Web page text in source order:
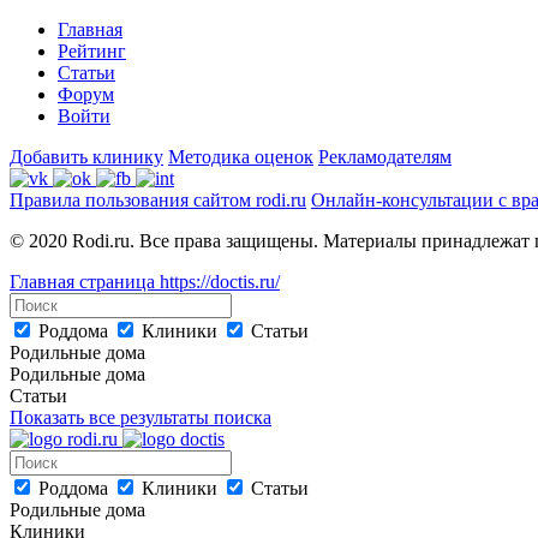
Главная
Рейтинг
Статьи
Форум
Войти
Добавить клинику Методика оценок Рекламодателям
Правила пользования сайтом rodi.ru Онлайн-консультации с
© 2020 Rodi.ru. Все права защищены. Материалы принадлежат
Главная страница https://doctis.ru/
Роддома Клиники
Статьи
Родильные дома
Родильные дома
Статьи
Показать все результаты поиска
Роддома Клиники
Статьи
Родильные дома
Клиники